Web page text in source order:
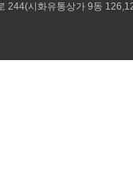
244(시화유통상가 9동